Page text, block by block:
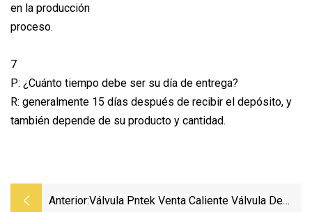
en la producción
proceso.
7
P: ¿Cuánto tiempo debe ser su día de entrega?
R: generalmente 15 días después de recibir el depósito, y
también depende de su producto y cantidad.
Anterior:Válvula Pntek Venta Caliente Válvula De